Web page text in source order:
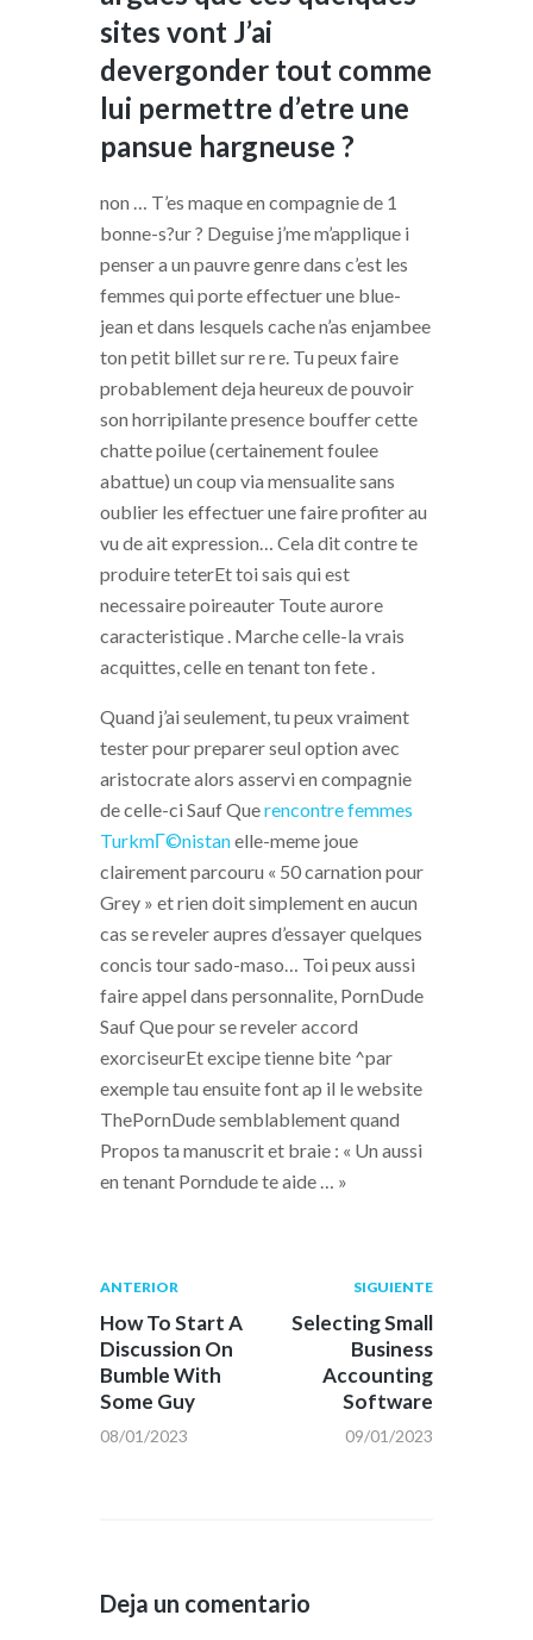
sites vont J’ai
devergonder tout comme
lui permettre d’etre une
pansue hargneuse ?
non … T’es maque en compagnie de 1
bonne-s?ur ? Deguise j’me m’applique i
penser a un pauvre genre dans c’est les
femmes qui porte effectuer une blue-
jean et dans lesquels cache n’as enjambee
ton petit billet sur re re. Tu peux faire
probablement deja heureux de pouvoir
son horripilante presence bouffer cette
chatte poilue (certainement foulee
abattue) un coup via mensualite sans
oublier les effectuer une faire profiter au
vu de ait expression… Cela dit contre te
produire teterEt toi sais qui est
necessaire poireauter Toute aurore
caracteristique . Marche celle-la vrais
acquittes, celle en tenant ton fete .
Quand j’ai seulement, tu peux vraiment
tester pour preparer seul option avec
aristocrate alors asservi en compagnie
de celle-ci Sauf Querencontre femmes
TurkmГ©nistanelle-meme joue
clairement parcouru « 50 carnation pour
Grey » et rien doit simplement en aucun
cas se reveler aupres d’essayer quelques
concis tour sado-maso… Toi peux aussi
faire appel dans personnalite, PornDude
Sauf Que pour se reveler accord
exorciseurEt excipe tienne bite ^par
exemple tau ensuite font ap il le website
ThePornDude semblablement quand
Propos ta manuscrit et braie : « Un aussi
en tenant Porndude te aide … »
Navegación
de
entradas
Publicación
anterior:
ANTERIOR
How To Start A
Discussion On
Bumble With
Some Guy
08/01/2023
Siguiente
post:
SIGUIENTE
Selecting Small
Business
Accounting
Software
09/01/2023
Deja un comentario